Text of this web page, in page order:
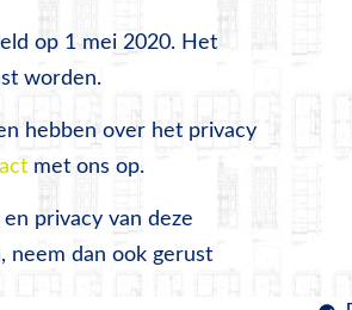
op 1 mei 2020. Het
worden.
hebben over het privacy
met ons op.
privacy van deze
neem dan ook gerust